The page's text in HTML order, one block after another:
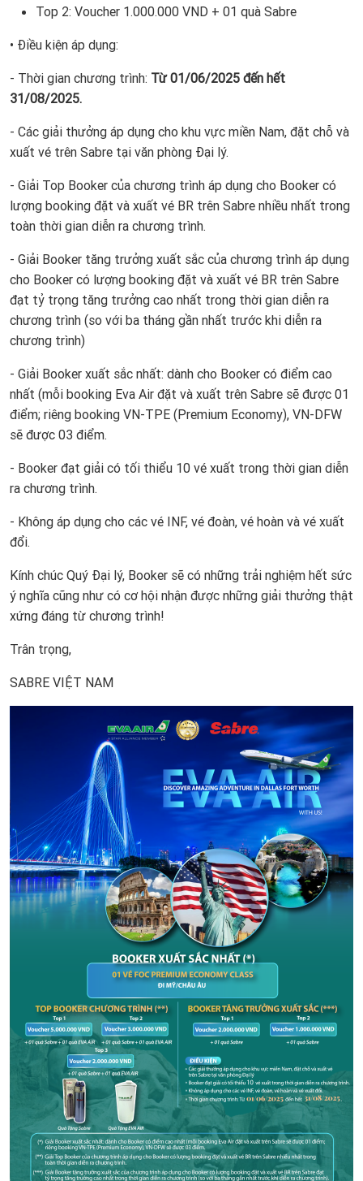
Top 2: Voucher 1.000.000 VND + 01 quà Sabre
• Điều kiện áp dụng:
- Thời gian chương trình: Từ 01/06/2025 đến hết
31/08/2025.
- Các giải thưởng áp dụng cho khu vực miền Nam, đặt chỗ và
xuất vé trên Sabre tại văn phòng Đại lý.
- Giải Top Booker của chương trình áp dụng cho Booker có
lượng booking đặt và xuất vé BR trên Sabre nhiều nhất trong
toàn thời gian diễn ra chương trình.
- Giải Booker tăng trưởng xuất sắc của chương trình áp dụng
cho Booker có lượng booking đặt và xuất vé BR trên Sabre
đạt tỷ trọng tăng trưởng cao nhất trong thời gian diễn ra
chương trình (so với ba tháng gần nhất trước khi diễn ra
chương trình)
- Giải Booker xuất sắc nhất: dành cho Booker có điểm cao
nhất (mỗi booking Eva Air đặt và xuất trên Sabre sẽ được 01
điểm; riêng booking VN-TPE (Premium Economy), VN-DFW
sẽ được 03 điểm.
- Booker đạt giải có tối thiểu 10 vé xuất trong thời gian diễn
ra chương trình.
- Không áp dụng cho các vé INF, vé đoàn, vé hoàn và vé xuất
đổi.
Kính chúc Quý Đại lý, Booker sẽ có những trải nghiệm hết sức
ý nghĩa cũng như có cơ hội nhận được những giải thưởng thật
xứng đáng từ chương trình!
Trân trọng,
SABRE VIỆT NAM